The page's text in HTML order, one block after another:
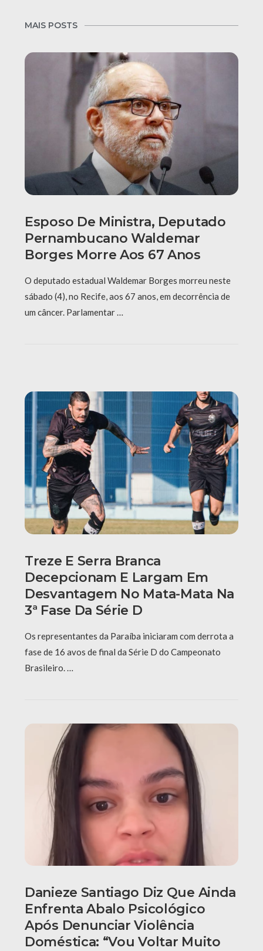
MAIS POSTS
Esposo De Ministra, Deputado
Pernambucano Waldemar
Borges Morre Aos 67 Anos
O deputado estadual Waldemar Borges morreu neste
sábado (4), no Recife, aos 67 anos, em decorrência de
um câncer. Parlamentar …
Treze E Serra Branca
Decepcionam E Largam Em
Desvantagem No Mata-Mata Na
3ª Fase Da Série D
Os representantes da Paraíba iniciaram com derrota a
fase de 16 avos de final da Série D do Campeonato
Brasileiro. …
Danieze Santiago Diz Que Ainda
Enfrenta Abalo Psicológico
Após Denunciar Violência
Doméstica: “Vou Voltar Muito